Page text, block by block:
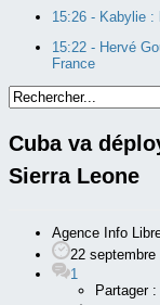
15:26 - Kabylie :
15:22 - Hervé
France
Cuba va
Sierra Leone
Agence Info
22 septembre
1
Partager :